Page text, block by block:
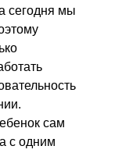
сегодня мы
сам
с одним